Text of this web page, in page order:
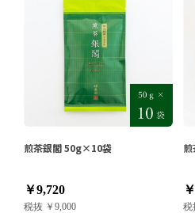
煎茶銀閣 50g×10袋
￥9,720
税抜 ￥9,000 税